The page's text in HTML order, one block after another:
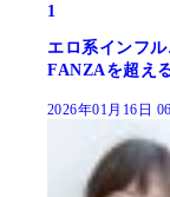
1
エロ系インフ
FANZAを超え
2026年01月16日